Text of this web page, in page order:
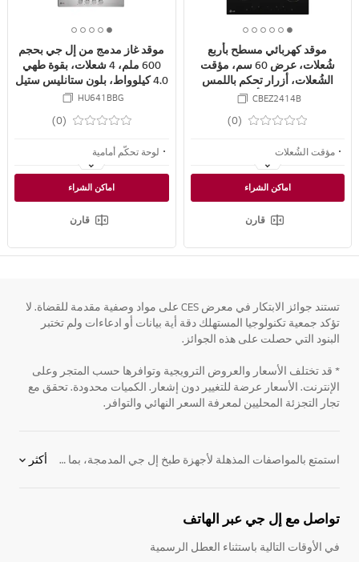
1
o
f
6
2
o
f
6
3
o
f
6
4
o
f
6
5
o
f
6
6
o
f
6
موقد كهربائي مسطح بأربع
شُعلات، عرض 60 سم، مؤقت
الشُعلات، أزرار تحكم باللمس
المتعدد، أسود
CBEZ2414B
(0)
مؤقت الشُعلات
زر التحكم باللمس المتعدد
الأجزاء فائقة المتانة
اماكن الشراء
قارن
1
o
5
2
o
f
5
3
o
f
5
4
o
f
5
5
o
f
5
موقد غاز مدمج من إل جي بحجم
600 ملم، 4 شعلات، بقوة طهي
4.0 كيلوواط، بلون ستانليس ستيل
HU641BBG
(0)
لوحة تحكّم أمامية
شعلات تعمل بميزة الإشعال الذاتي
كاشف انطفاء موقد الغاز
اماكن الشراء
قارن
تستند جوائز الابتكار في معرض CES على مواد وصفية مقدمة للقضاة. لا
تؤكد جمعية تكنولوجيا المستهلك دقة أية بيانات أو ادعاءات ولم تختبر
البنود التي حصلت على هذه الجوائز.
* قد تختلف الأسعار والعروض الترويجية وتوافرها حسب المتجر وعلى
الإنترنت. الأسعار عرضة للتغيير دون إشعار. الكميات محدودة. تحقق مع
تجار التجزئة المحليين لمعرفة السعر النهائي والتوافر.
استمتع بالمواصفات المذهلة لأجهزة طبخ إل جي المدمجة، بما في ذلك نظام الحمل الحراري القوي ، والتحكم الدقيق في درجة الحرارة ، وأدوات التحكم سهلة الاستخدام. تجعله مساحاته الداخلية الواسعة وخيارات الطهي المتنوعة منه المركز الأساسي لصناعة المأكولات اللذيدة. أكثر
تواصل مع إل جي عبر الهاتف
في الأوقات التالية باستثناء العطل الرسمية